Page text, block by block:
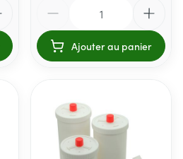
Ajouter au panier